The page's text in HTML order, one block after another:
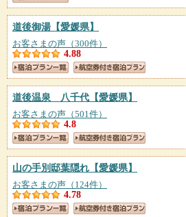
道後御湯【愛媛県】
お客さまの声（300件）
4.88
道後温泉 八千代 【愛媛県】
お客さまの声（501件）
4.8
山の手別邸葉隠れ 【愛媛県】
お客さまの声（124件）
4.78